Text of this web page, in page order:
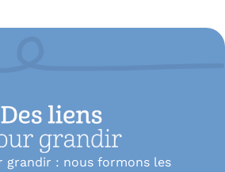
grandir : nous formons les